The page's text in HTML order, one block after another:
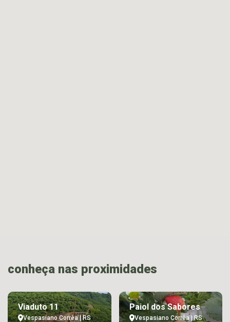
conheça nas proximidades
Viaduto 11
Vespasiano Corrêa | RS
Paiol dos Sabores
Vespasiano Corrêa | RS